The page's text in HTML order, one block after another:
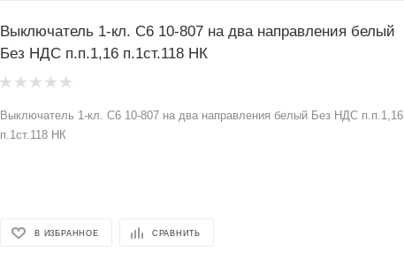
Выключатель 1-кл. С6 10-807 на два направления белый
Без НДС п.п.1,16 п.1ст.118 НК
Выключатель 1-кл. С6 10-807 на два направления белый Без НДС п.п.1,16
п.1ст.118 НК
В ИЗБРАННОЕ СРАВНИТЬ